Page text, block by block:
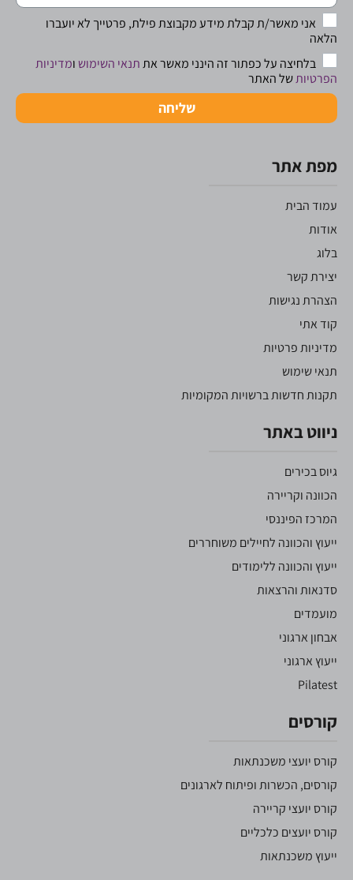
אני מאשר/ת קבלת מידע מקבוצת פילת, פרטייך לא יועברו
הלאה
בלחיצה על כפתור זה הינני מאשר אתתנאי השימוש ומדיניות
הפרטיותשל האתר
שליחה
מפת אתר
עמוד הבית
אודות
בלוג
יצירת קשר
הצהרת נגישות
קוד אתי
מדיניות פרטיות
תנאי שימוש
תקנות חדשות ברשויות המקומיות
ניווט באתר
גיוס בכירים
הכוונה וקריירה
המרכז הפיננסי
ייעוץ והכוונה לחיילים משוחררים
ייעוץ והכוונה ללימודים
סדנאות והרצאות
מועמדים
אבחון ארגוני
ייעוץ ארגוני
Pilatest
קורסים
קורס יועצי משכנתאות
קורסים, הכשרות ופיתוח לארגונים
קורס יועצי קריירה
קורס יועצים כלכליים
ייעוץ משכנתאות